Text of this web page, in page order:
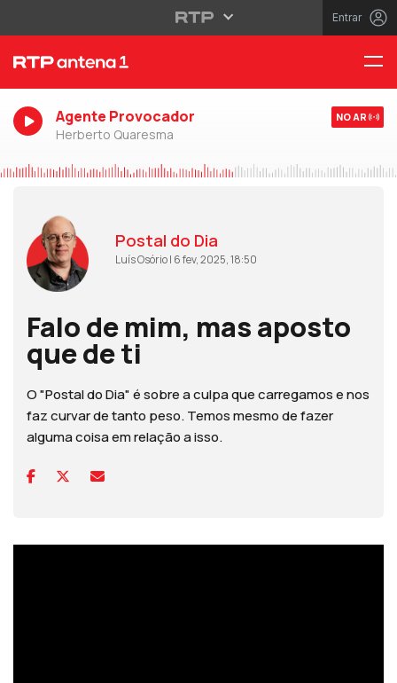
Entrar
Agente Provocador
Herberto Quaresma
NO AR
Postal do Dia
Luís Osório | 6 fev, 2025, 18:50
Falo de mim, mas aposto
que de ti
O "Postal do Dia" é sobre a culpa que carregamos e nos
faz curvar de tanto peso. Temos mesmo de fazer
alguma coisa em relação a isso.